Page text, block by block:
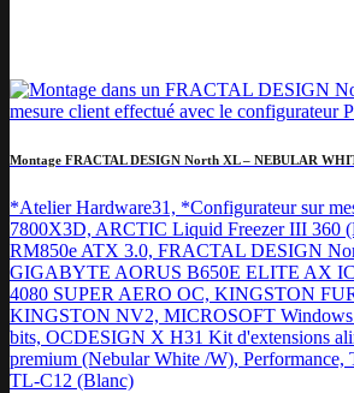
Montage FRACTAL DESIGN North XL – NEBULAR
*Atelier Hardware31, *Configurateur sur
7800X3D, ARCTIC Liquid Freezer III 360
RM850e ATX 3.0, FRACTAL DESIGN
GIGABYTE AORUS B650E ELITE AX
4080 SUPER AERO OC, KINGSTON
KINGSTON NV2, MICROSOFT Windows
bits, OCDESIGN X H31 Kit d'extensions
premium (Nebular White /W),
TL-C12 (Blanc)